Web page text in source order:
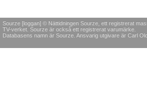
Sourze [loggan] © Nättidningen Sourze, ett registrerat
TV-verket. Sourze är också ett registrerat varumärke.
Databasens namn är Sourze. Ansvarig utgivare är Carl